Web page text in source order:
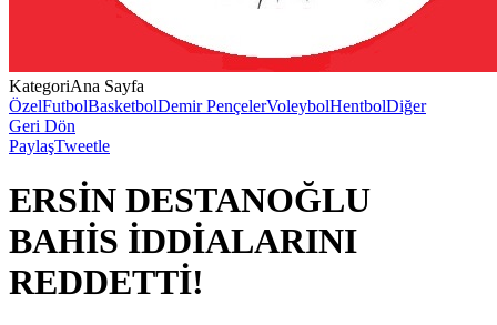
KategoriAna Sayfa
ÖzelFutbolBasketbolDemir PençelerVoleybolHentbolDiğer
Geri Dön
PaylaşTweetle
ERSİN DESTANOĞLU
BAHİS İDDİALARINI
REDDETTİ!